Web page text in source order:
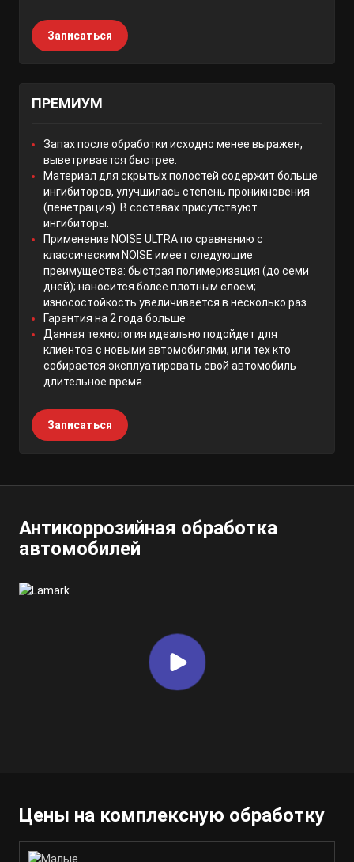
Записаться
ПРЕМИУМ
Запах после обработки исходно менее выражен,
выветривается быстрее.
Материал для скрытых полостей содержит больше
ингибиторов, улучшилась степень проникновения
(пенетрация). В составах присутствуют
ингибиторы.
Применение NOISE ULTRA по сравнению с
классическим NOISE имеет следующие
преимущества: быстрая полимеризация (до семи
дней); наносится более плотным слоем;
износостойкость увеличивается в несколько раз
Гарантия на 2 года больше
Данная технология идеально подойдет для
клиентов с новыми автомобилями, или тех кто
собирается эксплуатировать свой автомобиль
длительное время.
Записаться
Антикоррозийная обработка
автомобилей
Цены на комплексную обработку